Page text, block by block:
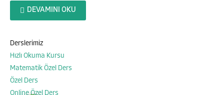
DEVAMINI OKU
Derslerimiz
Hızlı Okuma Kursu
Matematik Özel Ders
Özel Ders
Online Özel Ders